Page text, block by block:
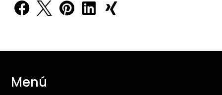
    
Menú